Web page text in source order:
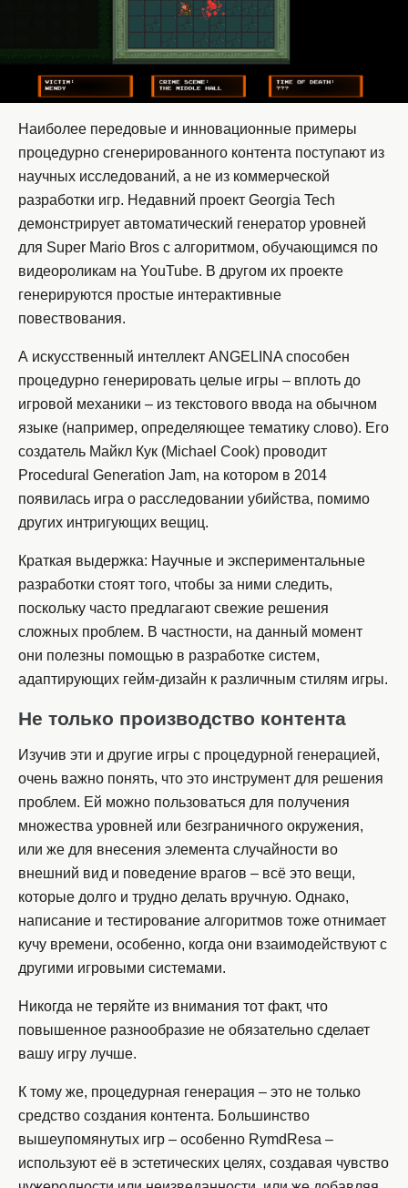
Наиболее передовые и инновационные примеры
процедурно сгенерированного контента поступают из
научных исследований, а не из коммерческой
разработки игр. Недавний проект Georgia Tech
демонстрирует автоматический генератор уровней
для Super Mario Bros с алгоритмом, обучающимся по
видеороликам на YouTube. В другом их проекте
генерируются простые интерактивные
повествования.
А искусственный интеллект ANGELINA способен
процедурно генерировать целые игры – вплоть до
игровой механики – из текстового ввода на обычном
языке (например, определяющее тематику слово). Его
создатель Майкл Кук (Michael Cook) проводит
Procedural Generation Jam, на котором в 2014
появилась игра о расследовании убийства, помимо
других интригующих вещиц.
Краткая выдержка: Научные и экспериментальные
разработки стоят того, чтобы за ними следить,
поскольку часто предлагают свежие решения
сложных проблем. В частности, на данный момент
они полезны помощью в разработке систем,
адаптирующих гейм-дизайн к различным стилям игры.
Не только производство контента
Изучив эти и другие игры с процедурной генерацией,
очень важно понять, что это инструмент для решения
проблем. Ей можно пользоваться для получения
множества уровней или безграничного окружения,
или же для внесения элемента случайности во
внешний вид и поведение врагов – всё это вещи,
которые долго и трудно делать вручную. Однако,
написание и тестирование алгоритмов тоже отнимает
кучу времени, особенно, когда они взаимодействуют с
другими игровыми системами.
Никогда не теряйте из внимания тот факт, что
повышенное разнообразие не обязательно сделает
вашу игру лучше.
К тому же, процедурная генерация – это не только
средство создания контента. Большинство
вышеупомянутых игр – особенно RymdResa –
используют её в эстетических целях, создавая чувство